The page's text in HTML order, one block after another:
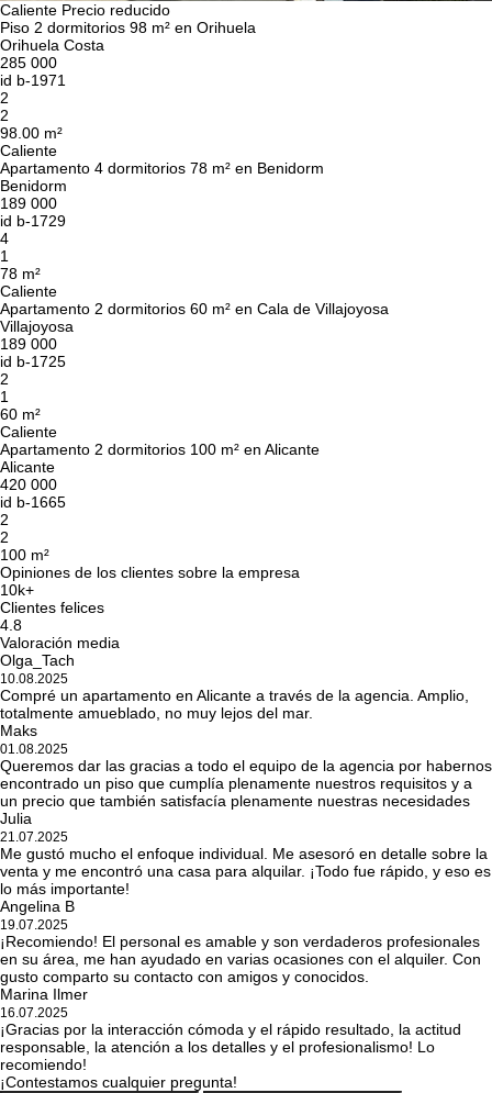
Caliente Precio reducido
Piso 2 dormitorios 98 m² en Orihuela
Orihuela Costa
285 000
id b-1971
2
2
98.00 m²
Caliente
Apartamento 4 dormitorios 78 m² en Benidorm
Benidorm
189 000
id b-1729
4
1
78 m²
Caliente
Apartamento 2 dormitorios 60 m² en Cala de Villajoyosa
Villajoyosa
189 000
id b-1725
2
1
60 m²
Caliente
Apartamento 2 dormitorios 100 m² en Alicante
Alicante
420 000
id b-1665
2
2
100 m²
Opiniones de los clientes sobre la empresa
10k+
Clientes felices
4.8
Valoración media
Olga_Tach
10.08.2025
Compré un apartamento en Alicante a través de la agencia. Amplio,
totalmente amueblado, no muy lejos del mar.
Maks
01.08.2025
Queremos dar las gracias a todo el equipo de la agencia por habernos
encontrado un piso que cumplía plenamente nuestros requisitos y a
un precio que también satisfacía plenamente nuestras necesidades
Julia
21.07.2025
Me gustó mucho el enfoque individual. Me asesoró en detalle sobre la
venta y me encontró una casa para alquilar. ¡Todo fue rápido, y eso es
lo más importante!
Angelina B
19.07.2025
¡Recomiendo! El personal es amable y son verdaderos profesionales
en su área, me han ayudado en varias ocasiones con el alquiler. Con
gusto comparto su contacto con amigos y conocidos.
Marina Ilmer
16.07.2025
¡Gracias por la interacción cómoda y el rápido resultado, la actitud
responsable, la atención a los detalles y el profesionalismo! Lo
recomiendo!
¡Contestamos cualquier pregunta!